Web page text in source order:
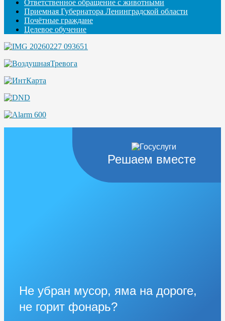
Ответственное обращение с животными
Приемная Губернатора Ленинградской области
Почётные граждане
Целевое обучение
Решаем вместе
Не убран мусор, яма на дороге,
не горит фонарь?